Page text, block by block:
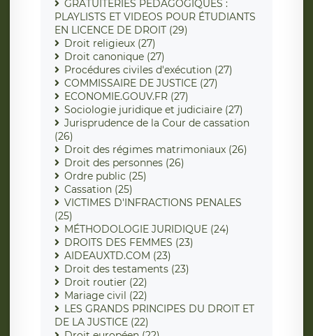
GRATUITERIES PEDAGOGIQUES :
PLAYLISTS ET VIDEOS POUR ÉTUDIANTS
EN LICENCE DE DROIT (29)
Droit religieux (27)
Droit canonique (27)
Procédures civiles d'exécution (27)
COMMISSAIRE DE JUSTICE (27)
ECONOMIE.GOUV.FR (27)
Sociologie juridique et judiciaire (27)
Jurisprudence de la Cour de cassation
(26)
Droit des régimes matrimoniaux (26)
Droit des personnes (26)
Ordre public (25)
Cassation (25)
VICTIMES D'INFRACTIONS PENALES
(25)
MÉTHODOLOGIE JURIDIQUE (24)
DROITS DES FEMMES (23)
AIDEAUXTD.COM (23)
Droit des testaments (23)
Droit routier (22)
Mariage civil (22)
LES GRANDS PRINCIPES DU DROIT ET
DE LA JUSTICE (22)